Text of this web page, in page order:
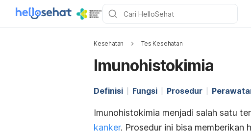
Kesehatan Tes Kesehatan
Imunohistokimia
Definisi Fungsi Prosedur
Imunohistokimia menjadi salah satu
kanker. Prosedur ini bisa memberikan